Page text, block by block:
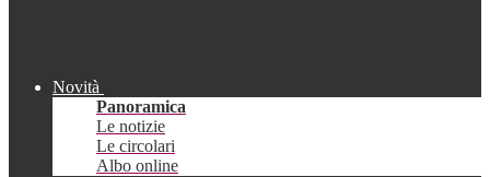
Novità
Panoramica
Le notizie
Le circolari
Albo online